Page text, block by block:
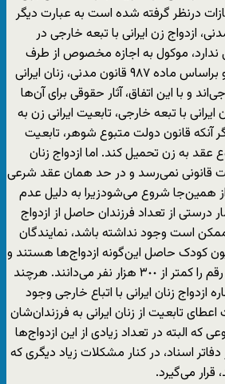
درنظر گرفته شده است به عبارت دیگر
١٠۶٠ قانون مدنی، ازدواج زن ایرانی با تبعه خارجی در
ندارد، موکول به اجازه مخصوص از طرف
دولت است. از طرف دیگر و براساس ماده ٩٨٧ قانون مدنی، زنان ایرانی
و با این اتفاق، آثار حقوقی برای آن‌ها
با تبعه خارجی، تابعیت ایرانی زن به
آنکه قانون دولت متبوع شوهر، تابعیت
عقد به زن تحمیل کند. اما ازدواج زنان
ثبت قانونی نمی‌رسد و در حد همان عقد شرعی
همین‌جا شروع می‌شودزیرا به دلیل عدم
درستی از تعداد فرزندان حاصل از ازدواج
ممکن است وجود نداشته باشد، نمایندگان
کودک حاصل این‌گونه ازدواج‌ها هستند و
برخی نهادهای نظارتی این رقم را کمتر از ٣٠٠‌ هزار نفر می‌دانند. هرچند
ازدواج زنان ایرانی با اتباع خارجی وجود
تابعیت از زنان ایرانی به فرزندان‌شان
البته در تعداد زیادی از این ازدواج‌ها
اسناد، در کنار مشکلات زیاد دیگری که
قرار می‌گیرد.